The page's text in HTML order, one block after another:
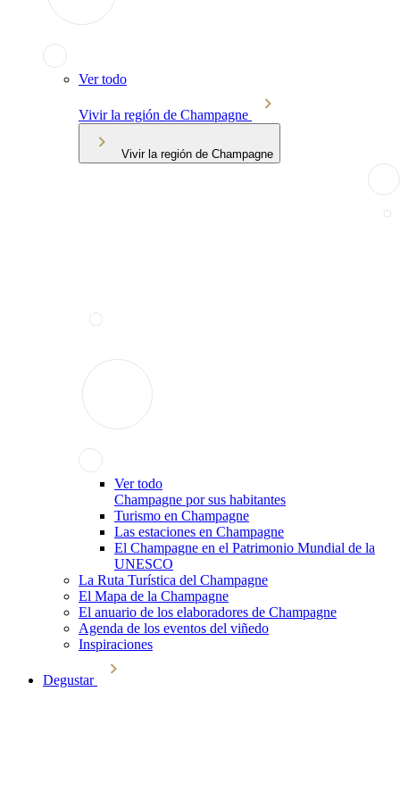
Ver todo
Vivir la región de Champagne
Vivir la región de Champagne
Ver todo
Champagne por sus habitantes
Turismo en Champagne
Las estaciones en Champagne
El Champagne en el Patrimonio Mundial de la
UNESCO
La Ruta Turística del Champagne
El Mapa de la Champagne
El anuario de los elaboradores de Champagne
Agenda de los eventos del viñedo
Inspiraciones
Degustar